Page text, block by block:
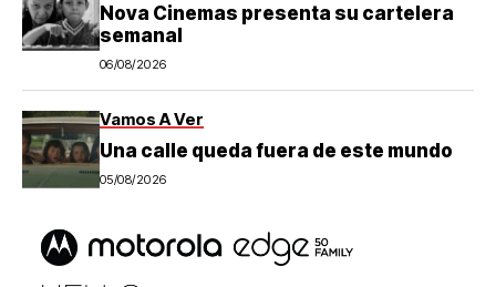
Nova Cinemas presenta su cartelera
semanal
06/08/2026
Vamos A Ver
Una calle queda fuera de este mundo
05/08/2026